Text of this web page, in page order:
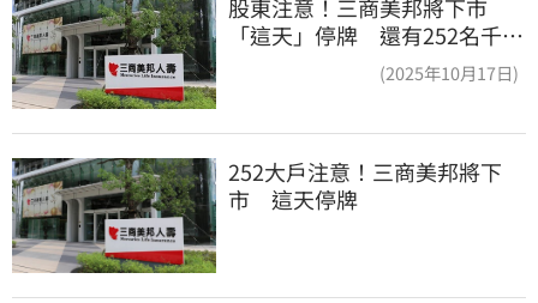
股東注意！三商美邦將下市
「這天」停牌 還有252名千張
(2025年10月17日)
252大戶注意！三商美邦將下
市　這天停牌